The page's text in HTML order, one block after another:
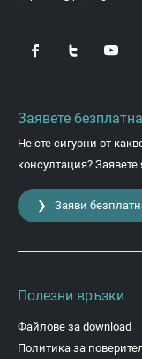
Заявете
Не сте сигурни от
консултация?
❯ Заяви
Полезни връзки
Файлове за download
Политика за